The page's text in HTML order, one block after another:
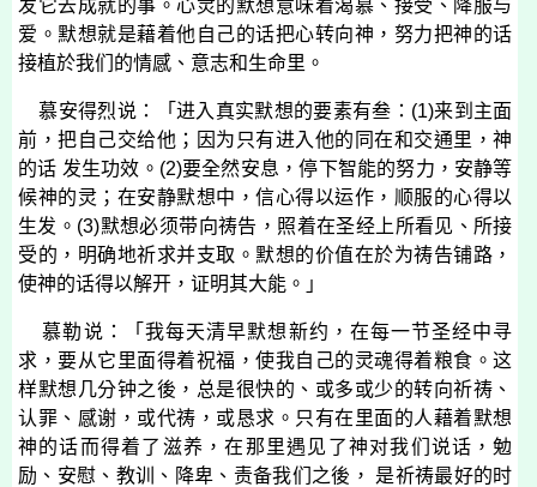
发它去成就的事。心灵的默想意味着渴慕、接受、降服与
爱。默想就是藉着他自己的话把心转向神，努力把神的话
接植於我们的情感、意志和生命里。
慕安得烈说：「进入真实默想的要素有叁： (1)来到主面
前，把自己交给他；因为只有进入他的同在和交通里，神
的话 发生功效。 (2)要全然安息，停下智能的努力，安静等
候神的灵；在安静默想中，信心得以运作，顺服的心得以
生发。 (3)默想必须带向祷告，照着在圣经上所看见、所接
受的，明确地祈求并支取。默想的价值在於为祷告铺路，
使神的话得以解开，证明其大能。」
慕勒说：「我每天清早默想新约，在每一节圣经中寻
求，要从它里面得着祝福，使我自己的灵魂得着粮食。这
样默想几分钟之後，总是很快的、或多或少的转向祈祷、
认罪、感谢，或代祷，或恳求。只有在里面的人藉着默想
神的话而得着了滋养，在那里遇见了神对我们说话，勉
励、安慰、教训、降卑、责备我们之後， 是祈祷最好的时